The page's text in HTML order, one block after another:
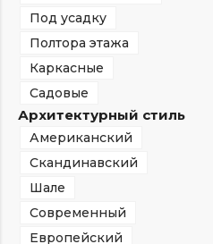
Под усадку
Полтора этажа
Каркасные
Садовые
Архитектурный стиль
Американский
Скандинавский
Шале
Современный
Европейский